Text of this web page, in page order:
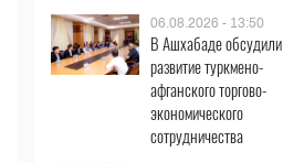
06.08.2026 - 13:50
В Ашхабаде обсудили
развитие туркмено-
афганского торгово-
экономического
сотрудничества